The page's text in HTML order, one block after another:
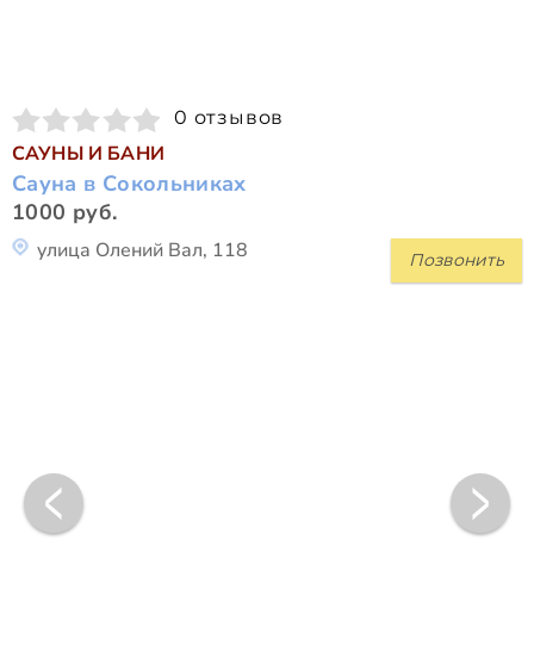
0 отзывов
САУНЫ И БАНИ
Сауна в Сокольниках
1000 руб.
Позвонить
улица Олений Вал, 118